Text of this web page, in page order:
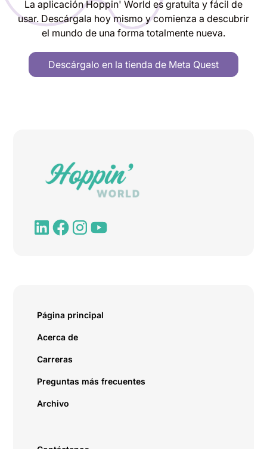
La aplicación Hoppin' World es gratuita y fácil de
usar. Descárgala hoy mismo y comienza a descubrir
el mundo de una forma totalmente nueva.
Descárgalo en la tienda de Meta Quest
Página principal
Acerca de
Carreras
Preguntas más frecuentes
Archivo